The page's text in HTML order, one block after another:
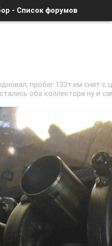
- Список форумов
пробег 133т.км снят
оба коллектора ну и